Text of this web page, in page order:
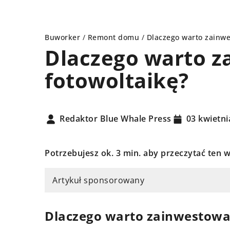
Buworker / Remont domu / Dlaczego warto
Dlaczego warto
fotowoltaikę?
Redaktor Blue Whale Press 03
Potrzebujesz ok. 3 min. aby przeczytać ten
Artykuł sponsorowany
Dlaczego warto
WNĘTRZ
idealną lampę sufitową
REMONT DOMU
Poradnik, jak